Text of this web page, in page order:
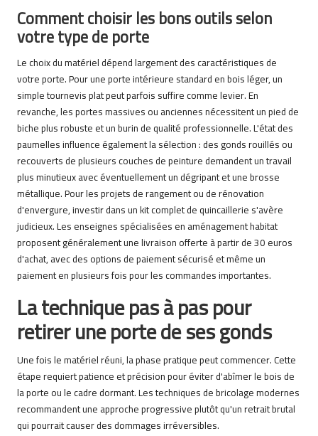
Comment choisir les bons outils selon
votre type de porte
Le choix du matériel dépend largement des caractéristiques de
votre porte. Pour une porte intérieure standard en bois léger, un
simple tournevis plat peut parfois suffire comme levier. En
revanche, les portes massives ou anciennes nécessitent un pied de
biche plus robuste et un burin de qualité professionnelle. L'état des
paumelles influence également la sélection : des gonds rouillés ou
recouverts de plusieurs couches de peinture demandent un travail
plus minutieux avec éventuellement un dégripant et une brosse
métallique. Pour les projets de rangement ou de rénovation
d'envergure, investir dans un kit complet de quincaillerie s'avère
judicieux. Les enseignes spécialisées en aménagement habitat
proposent généralement une livraison offerte à partir de 30 euros
d'achat, avec des options de paiement sécurisé et même un
paiement en plusieurs fois pour les commandes importantes.
La technique pas à pas pour
retirer une porte de ses gonds
Une fois le matériel réuni, la phase pratique peut commencer. Cette
étape requiert patience et précision pour éviter d'abîmer le bois de
la porte ou le cadre dormant. Les techniques de bricolage modernes
recommandent une approche progressive plutôt qu'un retrait brutal
qui pourrait causer des dommages irréversibles.